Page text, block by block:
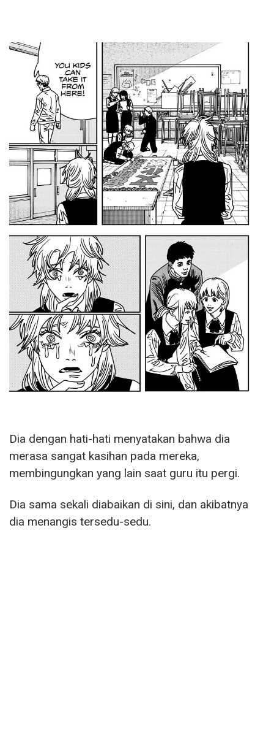
Dia dengan hati-hati menyatakan bahwa dia
merasa sangat kasihan pada mereka,
membingungkan yang lain saat guru itu pergi.
Dia sama sekali diabaikan di sini, dan akibatnya
dia menangis tersedu-sedu.